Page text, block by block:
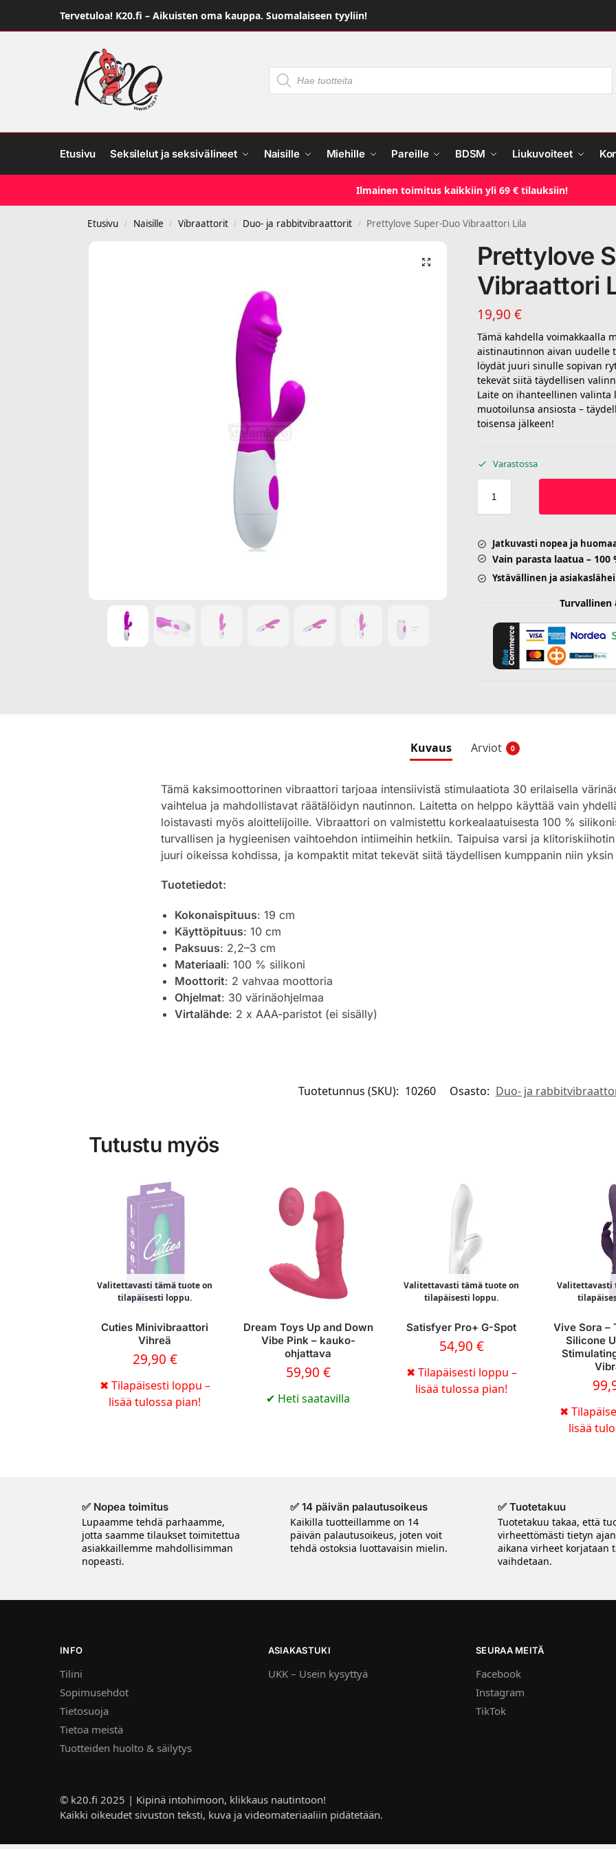
Tervetuloa! K20.fi – Aikuisten oma kauppa. Suomalaiseen tyyliin!
Etusivu Seksilelut ja seksivälineet Naisille Miehille Pareille BDSM Liukuvoiteet
Ilmainen toimitus kaikkiin yli 69 € tilauksiin!
Etusivu / Naisille / Vibraattorit / Duo- ja rabbitvibraattorit / Prettylove Super-Duo Vibraattori Lila
Prettylove
Vibraattori
19,90 €
Tämä kahdella voimakkaalla
aistinautinnon aivan uudelle
löydät juuri sinulle sopivan
tekevät siitä täydellisen
Laite on ihanteellinen
muotoilunsa ansiosta –
toisensa jälkeen!
Varastossa
Jatkuvasti nopea ja
Vain parasta laatua –
Ystävällinen ja
Kuvaus Arviot 0
Tämä kaksimoottorinen vibraattori tarjoaa intensiivistä stimulaatiota 30 erilaisella
vaihtelua ja mahdollistavat räätälöidyn nautinnon. Laitetta on helppo käyttää vain
loistavasti myös aloittelijoille. Vibraattori on valmistettu korkealaatuisesta 100 %
turvallisen ja hygieenisen vaihtoehdon intiimeihin hetkiin. Taipuisa varsi ja
juuri oikeissa kohdissa, ja kompaktit mitat tekevät siitä täydellisen kumppanin niin
Tuotetiedot:
Kokonaispituus: 19 cm
Käyttöpituus: 10 cm
Paksuus: 2,2–3 cm
Materiaali: 100 % silikoni
Moottorit: 2 vahvaa moottoria
Ohjelmat: 30 värinäohjelmaa
Virtalähde: 2 x AAA-paristot (ei sisälly)
Tuotetunnus (SKU): 10260 Osasto: Duo- ja
Tutustu myös
Valitettavasti tämä tuote on
tilapäisesti loppu.
Cuties Minivibraattori
Vihreä
29,90 €
✖ Tilapäisesti loppu –
lisää tulossa pian!
Dream Toys Up and Down
Vibe Pink – kauko-
ohjattava
59,90 €
✔ Heti saatavilla
Valitettavasti tämä tuote on
tilapäisesti loppu.
Satisfyer Pro+ G-Spot
54,90 €
✖ Tilapäisesti loppu –
lisää tulossa pian!
Valitettavasti
Vive Sora –
Silicone
✖
lisää
✅ Nopea toimitus
Lupaamme tehdä parhaamme,
jotta saamme tilaukset toimitettua
asiakkaillemme mahdollisimman
nopeasti.
✅ 14 päivän palautusoikeus
Kaikilla tuotteillamme on 14
päivän palautusoikeus, joten voit
tehdä ostoksia luottavaisin mielin.
✅ Tuotetakuu
Tuotetakuu takaa, että
virheettömästi tietyn
aikana virheet korjataan
vaihdetaan.
INFO
Tilini
Sopimusehdot
Tietosuoja
Tietoa meistä
Tuotteiden huolto & säilytys
ASIAKASTUKI
UKK – Usein kysyttyä
SEURAA MEITÄ
Facebook
Instagram
TikTok
© k20.fi 2025 | Kipinä intohimoon, klikkaus nautintoon!
Kaikki oikeudet sivuston teksti, kuva ja videomateriaaliin pidätetään.